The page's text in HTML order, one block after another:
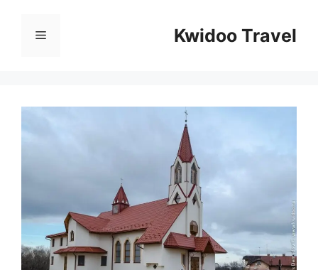
содержимому
Kwidoo Travel
Меню